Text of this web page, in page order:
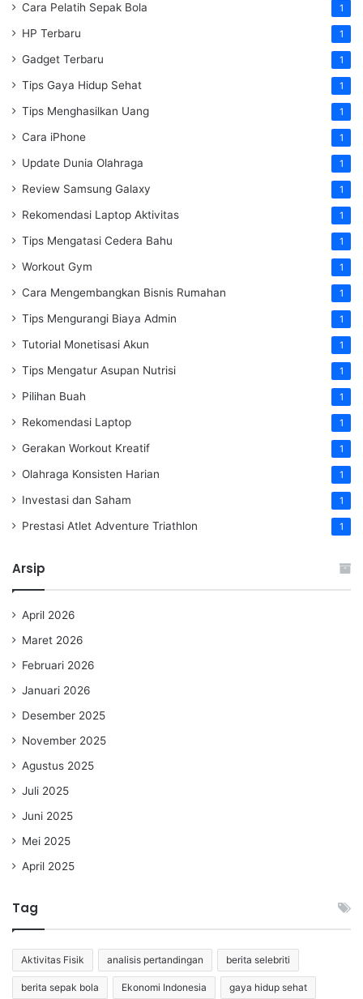
Cara Pelatih Sepak Bola 1
HP Terbaru 1
Gadget Terbaru 1
Tips Gaya Hidup Sehat 1
Tips Menghasilkan Uang 1
Cara iPhone 1
Update Dunia Olahraga 1
Review Samsung Galaxy 1
Rekomendasi Laptop Aktivitas 1
Tips Mengatasi Cedera Bahu 1
Workout Gym 1
Cara Mengembangkan Bisnis Rumahan 1
Tips Mengurangi Biaya Admin 1
Tutorial Monetisasi Akun 1
Tips Mengatur Asupan Nutrisi 1
Pilihan Buah 1
Rekomendasi Laptop 1
Gerakan Workout Kreatif 1
Olahraga Konsisten Harian 1
Investasi dan Saham 1
Prestasi Atlet Adventure Triathlon 1
Arsip
April 2026
Maret 2026
Februari 2026
Januari 2026
Desember 2025
November 2025
Agustus 2025
Juli 2025
Juni 2025
Mei 2025
April 2025
Tag
Aktivitas Fisik analisis pertandingan berita selebriti
berita sepak bola Ekonomi Indonesia gaya hidup sehat